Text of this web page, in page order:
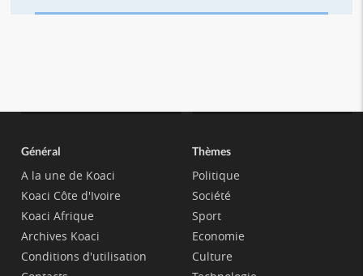
Général
A la une de Koaci
Koaci Côte d'Ivoire
Koaci Afrique
Archives Koaci
Conditions d'utilisation
Thèmes
Politique
Société
Sport
Economie
Culture